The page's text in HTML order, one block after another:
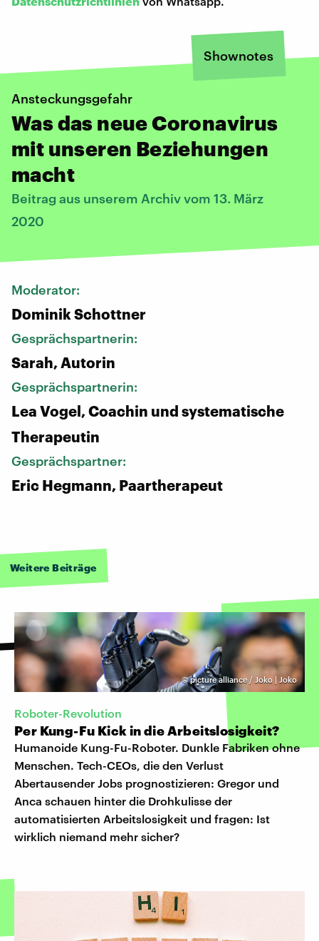
Shownotes
Ansteckungsgefahr
Was das neue Coronavirus
mit unseren Beziehungen
macht
Beitrag aus unserem Archiv vom 13. März
2020
Moderator:
Dominik Schottner
Gesprächspartnerin:
Sarah, Autorin
Gesprächspartnerin:
Lea Vogel, Coachin und systematische
Therapeutin
Gesprächspartner:
Eric Hegmann, Paartherapeut
Weitere Beiträge
©picture alliance / Joko | Joko
Roboter-Revolution
Per Kung-Fu Kick in die Arbeitslosigkeit?
Humanoide Kung-Fu-Roboter. Dunkle Fabriken ohne
Menschen. Tech-CEOs, die den Verlust
Abertausender Jobs prognostizieren: Gregor und
Anca schauen hinter die Drohkulisse der
automatisierten Arbeitslosigkeit und fragen: Ist
wirklich niemand mehr sicher?